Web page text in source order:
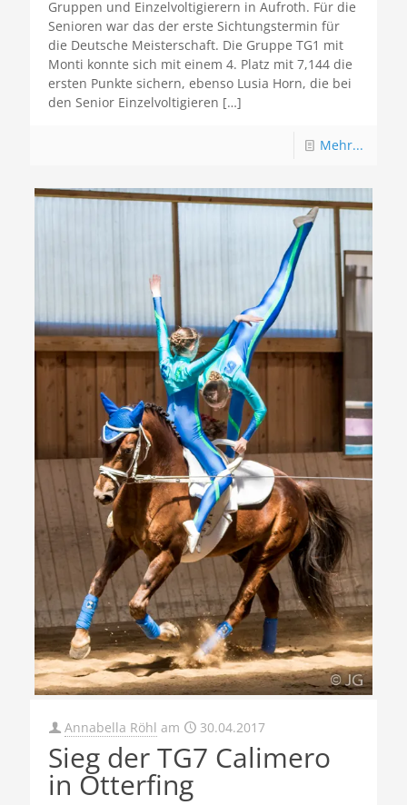
Gruppen und Einzelvoltigierern in Aufroth. Für die
Senioren war das der erste Sichtungstermin für
die Deutsche Meisterschaft. Die Gruppe TG1 mit
Monti konnte sich mit einem 4. Platz mit 7,144 die
ersten Punkte sichern, ebenso Lusia Horn, die bei
den Senior Einzelvoltigieren […]
Mehr...
Annabella Röhl am 30.04.2017
Sieg der TG7 Calimero
in Otterfing